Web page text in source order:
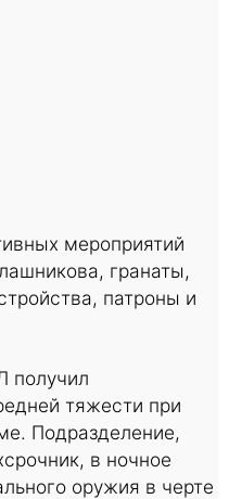
мероприятий
гранаты,
патроны и
получил
тяжести при
Подразделение,
в ночное
оружия в черте